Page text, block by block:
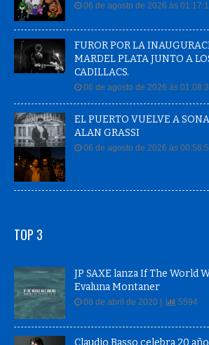
06 de agosto de 2026 às
FUROR POR LA
MARDEL PLATA JUNTO A
CADILLACS.
06 de agosto de 2026 às
EL PUERTO VUELVE A
ALAN GRASSI
06 de agosto de 2026 às
TOP 3
JP SAXE lanza If The World
Evaluna Montaner
08 de abril de 2020 | 5594